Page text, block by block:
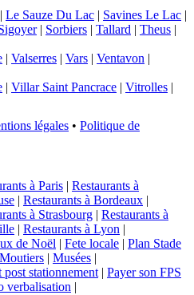
| Le Sauze Du Lac | Savines Le Lac |
| Sorbiers | Tallard | Theus |
| Valserres | Vars | Ventavon |
| Villar Saint Pancrace | Vitrolles |
légales • Politique de
à Paris | Restaurants à
| Restaurants à Bordeaux |
à Strasbourg | Restaurants à
| Restaurants à Lyon |
de Noël | Fete locale | Plan Stade
| Musées |
post stationnement | Payer son FPS
verbalisation |